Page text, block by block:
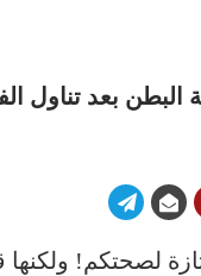
البطن بعد تناول
لصحتكم!